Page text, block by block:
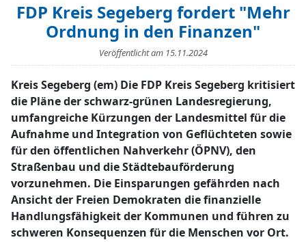
FDP Kreis Segeberg fordert "Mehr
Ordnung in den Finanzen"
Veröffentlicht am 15.11.2024
Kreis Segeberg (em) Die FDP Kreis Segeberg kritisiert
die Pläne der schwarz-grünen Landesregierung,
umfangreiche Kürzungen der Landesmittel für die
Aufnahme und Integration von Geflüchteten sowie
für den öffentlichen Nahverkehr (ÖPNV), den
Straßenbau und die Städtebauförderung
vorzunehmen. Die Einsparungen gefährden nach
Ansicht der Freien Demokraten die finanzielle
Handlungsfähigkeit der Kommunen und führen zu
schweren Konsequenzen für die Menschen vor Ort.